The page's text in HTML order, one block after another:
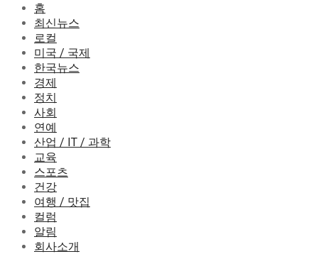
홈
최신뉴스
로컬
미국 / 국제
한국뉴스
경제
정치
사회
연예
산업 / IT / 과학
교육
스포츠
건강
여행 / 맛집
컬럼
알림
회사소개